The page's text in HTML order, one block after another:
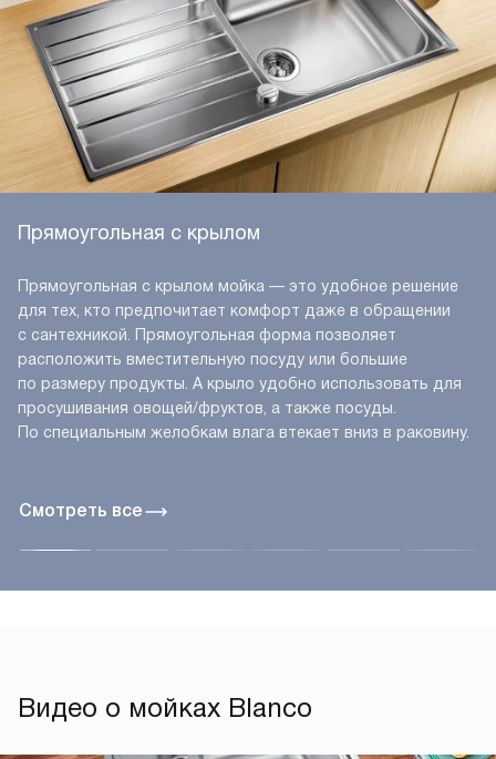
Смотреть все
Прямоугольная с крылом
Прямоугольная с крылом мойка — это удобное решение
для тех, кто предпочитает комфорт даже в обращении
с сантехникой. Прямоугольная форма позволяет
расположить вместительную посуду или большие
по размеру продукты. А крыло удобно использовать для
просушивания овощей/фруктов, а также посуды.
По специальным желобкам влага втекает вниз в раковину.
Видео о мойках Blanco